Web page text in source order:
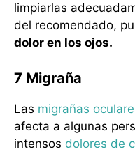
limpiarlas
del recomendado,
dolor en los ojos.
7 Migraña
Las migrañas
afecta a algunas
intensos dolores de